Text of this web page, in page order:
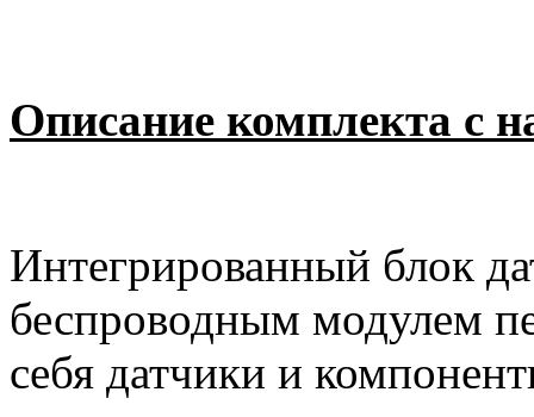
Описание комплекта с
Интегрированный блок
беспроводным модулем
себя датчики и